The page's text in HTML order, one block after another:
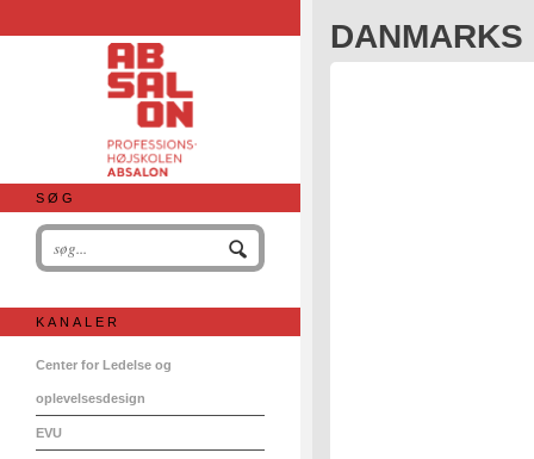
SØG
KANALER
Center for Ledelse og
oplevelsesdesign
EVU